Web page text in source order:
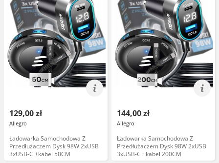
129,00 zł
Allegro
Ładowarka Samochodowa Z
Przedłużaczem Dysk 98W 2xUSB
3xUSB-C +kabel 50CM
144,00 zł
Allegro
Ładowarka Samochodowa Z
Przedłużaczem Dysk 98W 2xUSB
3xUSB-C +kabel 200CM